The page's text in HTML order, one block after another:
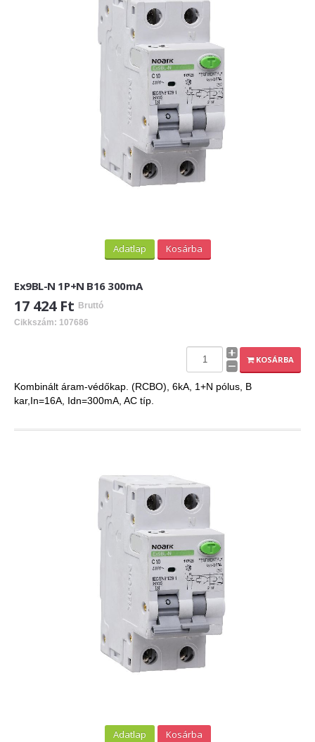
Adatlap Kosárba
Ex9BL-N 1P+N B16 300mA
17 424 Ft Bruttó
Cikkszám: 107686
KOSÁRBA
Kombinált áram-védőkap. (RCBO), 6kA, 1+N pólus, B
kar,In=16A, Idn=300mA, AC típ.
Adatlap Kosárba